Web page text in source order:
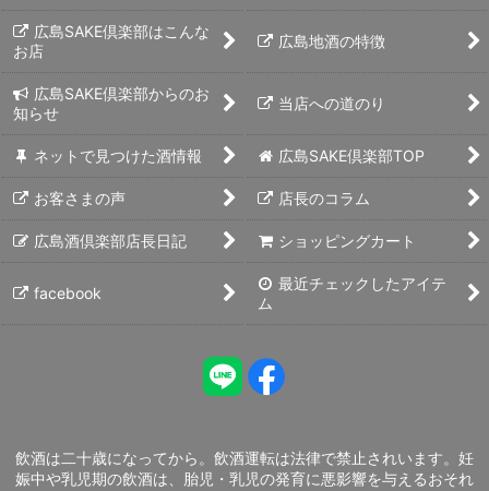
広島SAKE倶楽部はこんな
お店
広島地酒の特徴
広島SAKE倶楽部からのお
知らせ
当店への道のり
ネットで見つけた酒情報 広島SAKE倶楽部TOP
お客さまの声 店長のコラム
広島酒倶楽部店長日記 ショッピングカート
facebook
最近チェックしたアイテ
ム
飲酒は二十歳になってから。飲酒運転は法律で禁止されいます。妊
娠中や乳児期の飲酒は、胎児・乳児の発育に悪影響を与えるおそれ